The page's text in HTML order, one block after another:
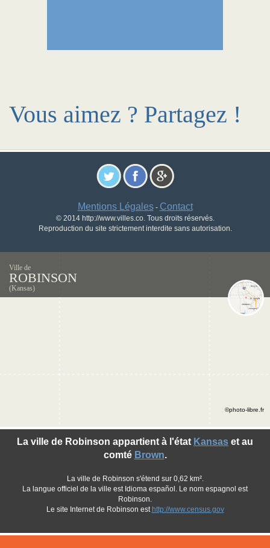
Vous aimez ? Partagez !
Mentions Légales- Contact
© 2014 http://www.villes.co. Tous droits réservés.
Reproduction du site strictement interdite sans autorisation.
Ville de
ROBINSON
(Kansas)
La ville de Robinson appartient à l'état Kansas et au
comté Brown.
La ville de Robinson s'étend sur 0,62 km².
La langue officiel de la ville est Idioma español. Le nom espagnol est
Robinson.
Le site Internet de Robinson est http://www.census.gov
©photo-libre.fr